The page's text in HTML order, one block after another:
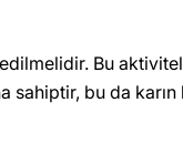
Bu
sahiptir, bu da